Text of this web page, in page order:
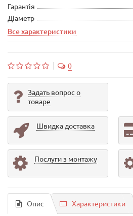
Гарантія
Діаметр
Все характеристики
0
Задать вопрос о
товаре
Швидка доставка
Послуги з монтажу
Опис Характеристики